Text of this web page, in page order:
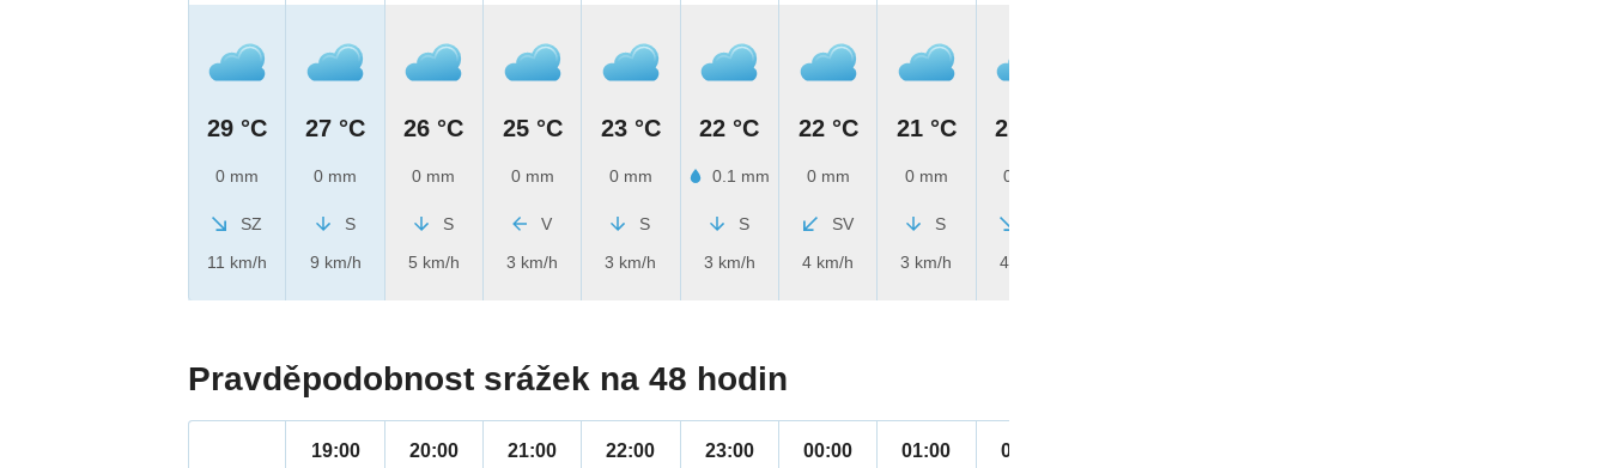
29 °C
0 mm
SZ
11 km/h
27 °C
0 mm
S
9 km/h
26 °C
0 mm
S
5 km/h
25 °C
0 mm
V
3 km/h
23 °C
0 mm
S
3 km/h
22 °C
0.1 mm
S
3 km/h
22 °C
0 mm
SV
4 km/h
21 °C
0 mm
S
3 km/h
21 °C
0 mm
4 km/h
Pravděpodobnost srážek na 48 hodin
19:00 20:00 21:00 22:00 23:00 00:00 01:00 02:00